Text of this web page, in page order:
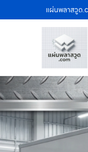
แผ่นพลาสวูด